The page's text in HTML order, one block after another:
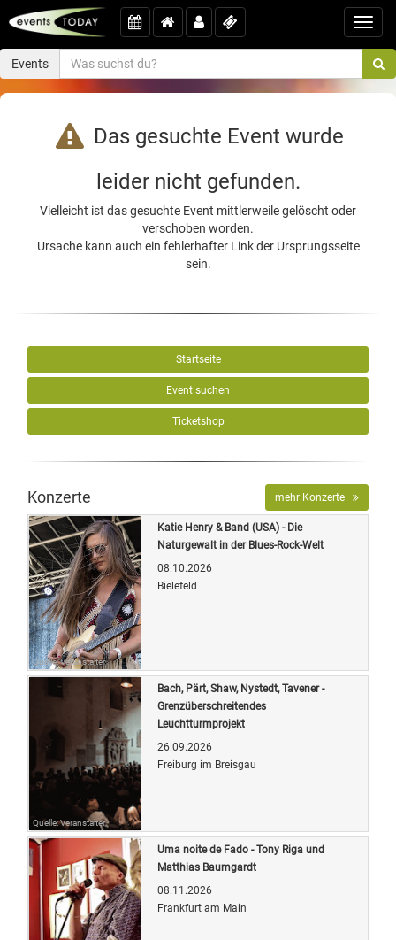
Events
Das gesuchte Event wurde
leider nicht gefunden.
Vielleicht ist das gesuchte Event mittlerweile gelöscht oder
verschoben worden.
Ursache kann auch ein fehlerhafter Link der Ursprungsseite
sein.
Startseite
Event suchen
Ticketshop
Konzerte mehr Konzerte
Quelle: Veranstalter
Katie Henry & Band (USA) - Die
Naturgewalt in der Blues-Rock-Welt
08.10.2026
Bielefeld
Quelle: Veranstalter
Bach, Pärt, Shaw, Nystedt, Tavener -
Grenzüberschreitendes
Leuchtturmprojekt
26.09.2026
Freiburg im Breisgau
Uma noite de Fado - Tony Riga und
Matthias Baumgardt
08.11.2026
Frankfurt am Main